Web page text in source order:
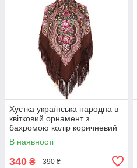
Хустка українська народна в
квітковий орнамент з
бахромою колір коричневий
110*110
В наявності
340 ₴ 390 ₴